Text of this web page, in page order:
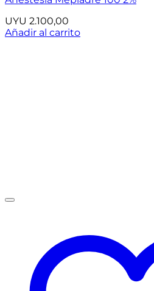
UYU 2.100,00
Añadir al carrito